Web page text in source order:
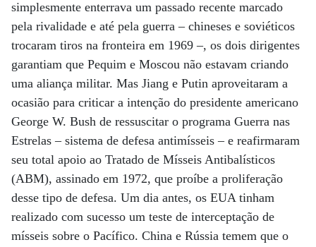
simplesmente enterrava um passado recente marcado
pela rivalidade e até pela guerra – chineses e soviéticos
trocaram tiros na fronteira em 1969 –, os dois dirigentes
garantiam que Pequim e Moscou não estavam criando
uma aliança militar. Mas Jiang e Putin aproveitaram a
ocasião para criticar a intenção do presidente americano
George W. Bush de ressuscitar o programa Guerra nas
Estrelas – sistema de defesa antimísseis – e reafirmaram
seu total apoio ao Tratado de Mísseis Antibalísticos
(ABM), assinado em 1972, que proíbe a proliferação
desse tipo de defesa. Um dia antes, os EUA tinham
realizado com sucesso um teste de interceptação de
mísseis sobre o Pacífico. China e Rússia temem que o